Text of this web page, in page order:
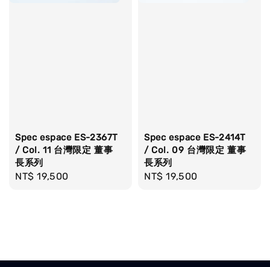
Spec espace ES-2367T
/ Col. 11 台灣限定 董事
長系列
Regular
NT$ 19,500
Spec espace ES-2414T
/ Col. 09 台灣限定 董事
長系列
Regular
NT$ 19,500